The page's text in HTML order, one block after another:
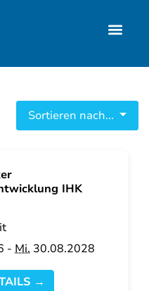
Sortieren nach...
IHK
-Mi. 30.08.2028
→